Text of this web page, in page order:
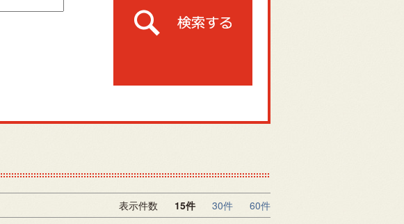
表示件数 15件 30件 60件